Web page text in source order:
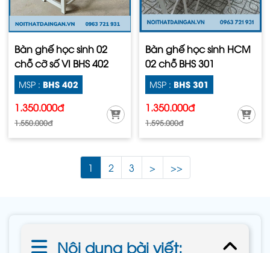
Bàn ghế học sinh 02
chỗ cỡ số VI BHS 402
MSP : BHS 402
1.350.000đ
1.550.000đ
Bàn ghế học sinh HCM
02 chỗ BHS 301
MSP : BHS 301
1.350.000đ
1.595.000đ
1 2 3 > >>
Nội dung bài viết: